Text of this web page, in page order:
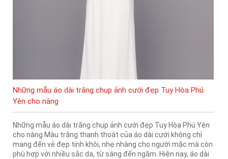
Những mẫu áo dài trắng chụp ảnh cưới đẹp Tuy Hòa Phú
Yên cho nàng
Những mẫu áo dài trắng chụp ảnh cưới đẹp Tuy Hòa Phú Yên
cho nàng Màu trắng thanh thoát của áo dài cưới không chỉ
mang đến vẻ đẹp tinh khôi, nhẹ nhàng cho người mặc mà còn
phù hợp với nhiều sắc da, từ sáng đến ngăm. Hiện nay, áo dài